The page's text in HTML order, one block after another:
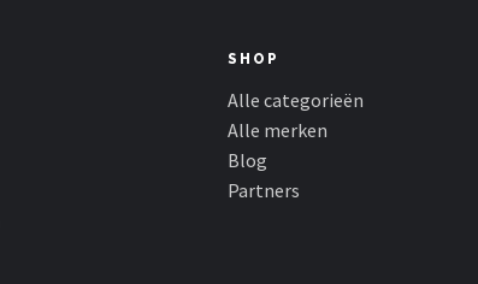
SHOP
Alle categorieën
Alle merken
Blog
Partners